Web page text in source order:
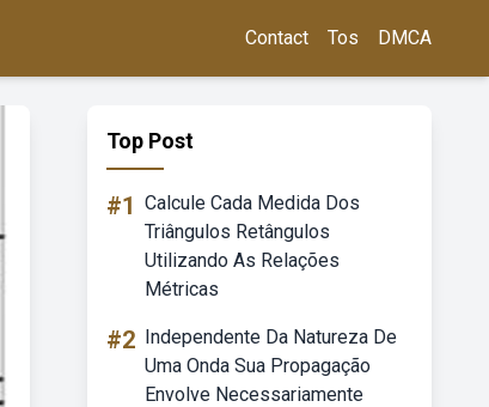
Contact Tos DMCA
Top Post
#1 Calcule Cada Medida Dos
Triângulos Retângulos
Utilizando As Relações
Métricas
#2 Independente Da Natureza De
Uma Onda Sua Propagação
Envolve Necessariamente